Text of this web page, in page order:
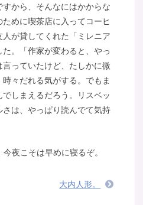
から、そんなにはかからな
めに喫茶店に入ってコーヒ
が貸してくれた「ミレニア
。「作家が変わると、やっ
っていたけど、たしかに微
々だれる気がする。でもま
しまえるだろう。リスベッ
さは、やっぱり読んでて気持
夜こそは早めに寝るぞ。
大内人形。